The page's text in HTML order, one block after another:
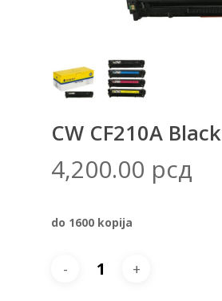
CW CF210A Black
4,200.00 рсд
do 1600 kopija